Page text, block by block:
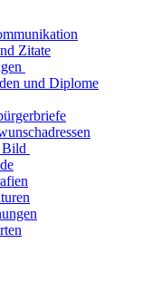
Zitate
und Diplome
Bild